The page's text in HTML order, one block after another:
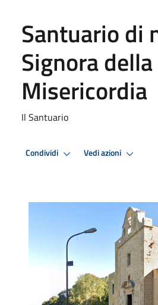
Santuario di
Signora della
Misericordia
Il Santuario
Condividi Vedi azioni